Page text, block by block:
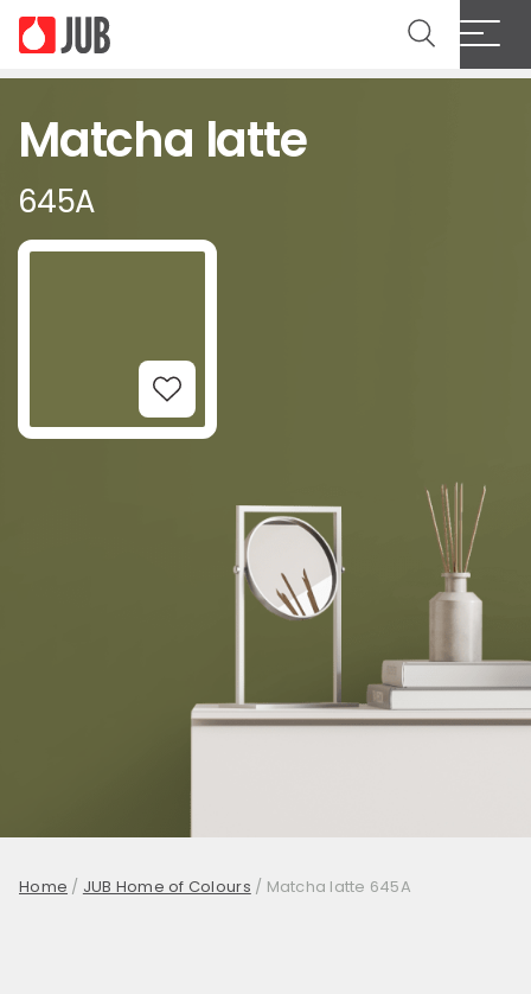
Matcha latte
645A
Add to Wishlist
Home / JUB Home of Colours / Matcha latte 645A